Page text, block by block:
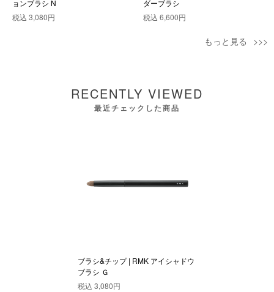
ョンブラシ N
税込 3,080円
ダーブラシ
税込 6,600円
もっと見る
RECENTLY VIEWED
最近チェックした商品
ブラシ&チップ | RMK アイシャドウ
ブラシ Ｇ
税込 3,080円